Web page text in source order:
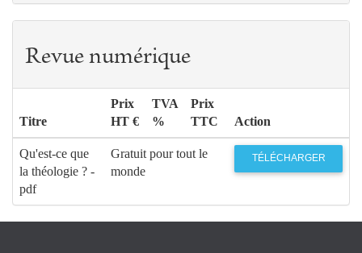
Revue numérique
Titre
Prix
HT €
TVA
%
Prix
TTC
Action
Qu'est-ce que
la théologie ? -
pdf
Gratuit pour tout le
monde
TÉLÉCHARGER